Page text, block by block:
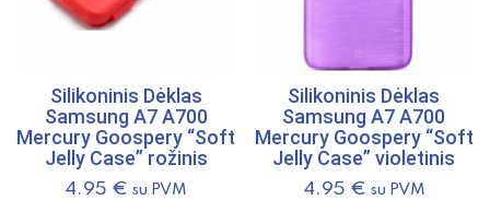
Silikoninis Dėklas
Samsung A7 A700
Mercury Goospery “Soft
Jelly Case” rožinis
4.95 € su PVM
Silikoninis Dėklas
Samsung A7 A700
Mercury Goospery “Soft
Jelly Case” violetinis
4.95 € su PVM